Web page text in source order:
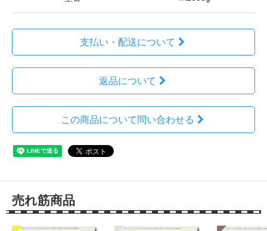
支払い・配送について
返品について
この商品について問い合わせる
売れ筋商品